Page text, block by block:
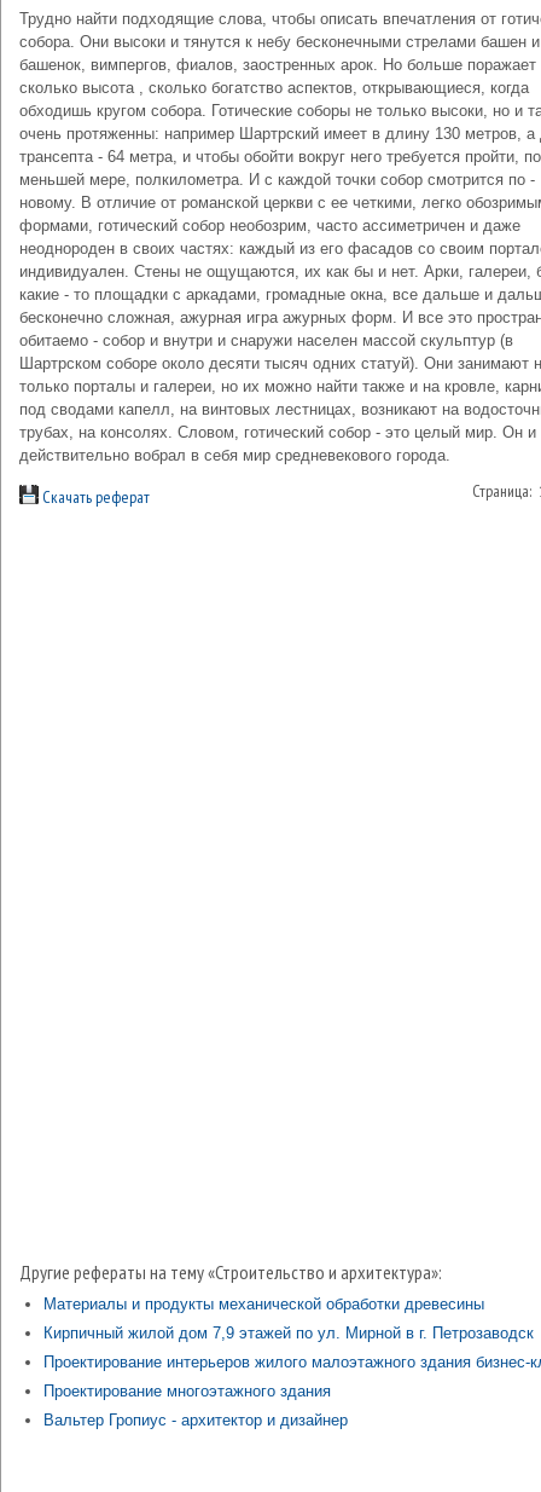
Трудно найти подходящие слова, чтобы описать впечатления от
собора. Они высоки и тянутся к небу бесконечными стрелами башен и
башенок, вимпергов, фиалов, заостренных арок. Но больше поражает
сколько высота , сколько богатство аспектов, открывающиеся, когда
обходишь кругом собора. Готические соборы не только высоки, но и
очень протяженны: например Шартрский имеет в длину 130 метров, а
трансепта - 64 метра, и чтобы обойти вокруг него требуется пройти, по
меньшей мере, полкилометра. И с каждой точки собор смотрится по -
новому. В отличие от романской церкви с ее четкими, легко
формами, готический собор необозрим, часто ассиметричен и даже
неоднороден в своих частях: каждый из его фасадов со своим
индивидуален. Стены не ощущаются, их как бы и нет. Арки, галереи,
какие - то площадки с аркадами, громадные окна, все дальше и
бесконечно сложная, ажурная игра ажурных форм. И все это
обитаемо - собор и внутри и снаружи населен массой скульптур (в
Шартрском соборе около десяти тысяч одних статуй). Они занимают
только порталы и галереи, но их можно найти также и на кровле,
под сводами капелл, на винтовых лестницах, возникают на
трубах, на консолях. Словом, готический собор - это целый мир. Он и
действительно вобрал в себя мир средневекового города.
Скачать реферат
Другие рефераты на тему «Строительство и архитектура»:
Материалы и продукты механической обработки древесины
Кирпичный жилой дом 7,9 этажей по ул. Мирной в г. Петрозаводск
Проектирование интерьеров жилого малоэтажного здания бизнес-
Проектирование многоэтажного здания
Вальтер Гропиус - архитектор и дизайнер